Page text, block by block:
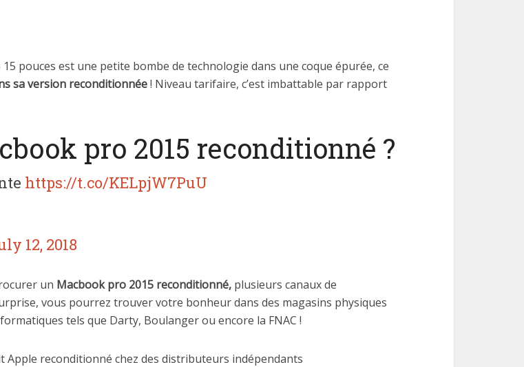
pouces est une petite bombe de technologie dans une coque épurée, ce
sa version reconditionnée! Niveau tarifaire, c’est imbattable par rapport
pro 2015 reconditionné ?
https://t.co/KELpjW7PuU
12, 2018
un Macbook pro 2015 reconditionné, plusieurs canaux de
vous pourrez trouver votre bonheur dans des magasins physiques
tels que Darty, Boulanger ou encore la FNAC !
reconditionné chez des distributeurs indépendants